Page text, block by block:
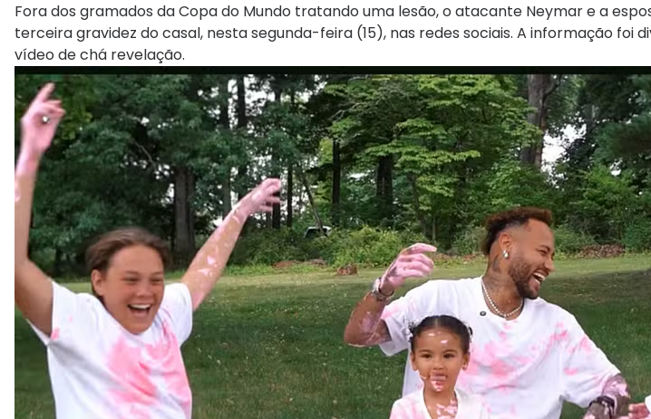
Fora dos gramados da Copa do Mundo tratando uma lesão, o atacante Neymar e a
terceira gravidez do casal, nesta segunda-feira (15), nas redes sociais. A informação foi
vídeo de chá revelação.